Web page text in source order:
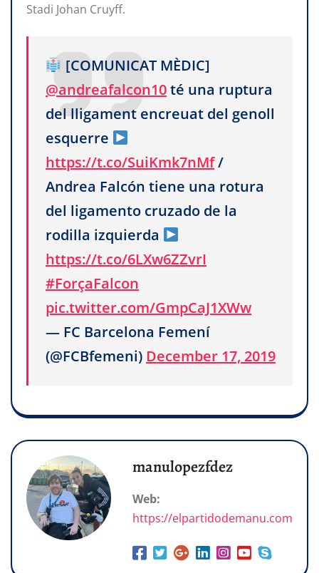
Stadi Johan Cruyff.
[COMUNICAT MÈDIC]
@andreafalcon10té una ruptura
del lligament encreuat del genoll
esquerre
https://t.co/SuiKmk7nMf/
Andrea Falcón tiene una rotura
del ligamento cruzado de la
rodilla izquierda
https://t.co/6LXw6ZZvrI
#ForçaFalcon
pic.twitter.com/GmpCaJ1XWw
— FC Barcelona Femení
(@FCBfemeni) December 17, 2019
manulopezfdez
Web:
https://elpartidodemanu.com